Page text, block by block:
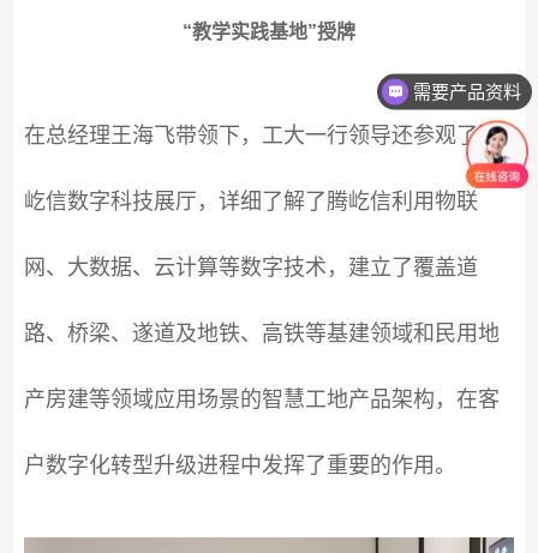
“教学实践基地”授牌
在总经理王海飞带领下，工大一行领导还参观了腾
屹信数字科技展厅，详细了解了腾屹信利用物联
网、大数据、云计算等数字技术，建立了覆盖道
路、桥梁、遂道及地铁、高铁等基建领域和民用地
产房建等领域应用场景的智慧工地产品架构，在客
户数字化转型升级进程中发挥了重要的作用。
需要产品资料